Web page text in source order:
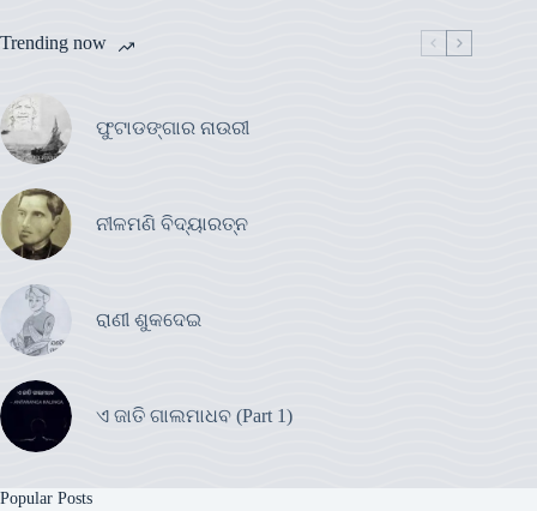
Trending now
ଫୁଟାଡଙ୍ଗାର ନାଉରୀ
ନୀଳମଣି ବିଦ୍ୟାରତ୍ନ
ରାଣୀ ଶୁକଦେଇ
ଏ ଜାତି ଗାଲମାଧବ (Part 1)
Popular Posts